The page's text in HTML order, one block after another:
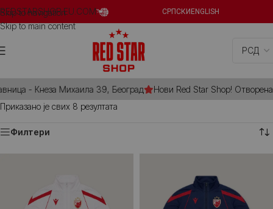
Skip to navigation
Skip to main content
REDSTARSHOP.EU.COM СРПСКИ ENGLISH
- Кнеза Михаила 39, Београд
Нови Red Star Shop! Отворена
Приказано је свих 8 резултата
Филтери